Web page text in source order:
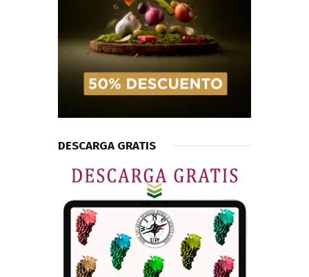
DESCARGA GRATIS